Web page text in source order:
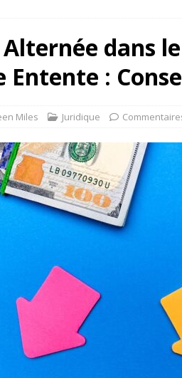
dans
Entente :
Miles Juridique